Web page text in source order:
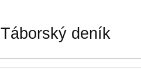
Táborský deník